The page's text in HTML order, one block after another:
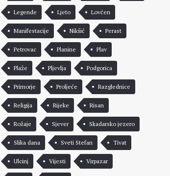
Legende Ljeto Lovćen
Manifestacije Nikšić Perast
Petrovac Planine Plav
Plaže Pljevlja Podgorica
Primorje Proljeće Razglednice
Religija Rijeke Risan
Rožaje Sjever Skadarsko jezero
Slika dana Sveti Stefan Tivat
Ulcinj Vijesti Virpazar